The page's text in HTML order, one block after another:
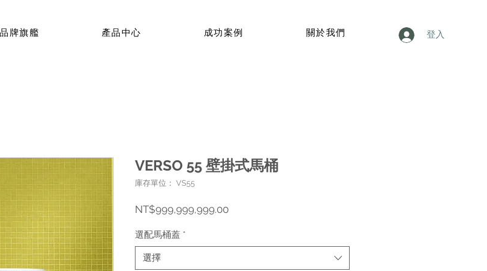
品牌旗艦 產品中心 成功案例 關於我們 登入
VERSO 55 壁掛式馬桶
庫存單位： VS55
NT$999,999,999.00價
選配馬桶蓋 *
選擇